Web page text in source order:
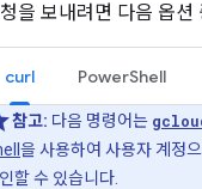
을 보내려면 다음 옵션
curl PowerShell
참고: 다음 명령어는
을 사용하여 사용자 계정
할 수 있습니다.